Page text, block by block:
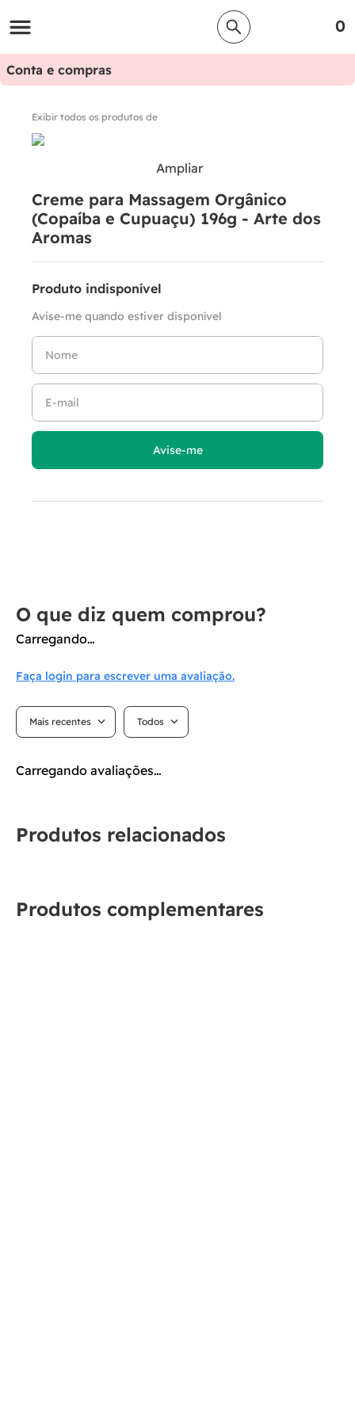
0
Conta e compras
Exibir todos os produtos de
Ampliar
Creme para Massagem Orgânico
(Copaíba e Cupuaçu) 196g - Arte dos
Aromas
Carregando…
Faça login para escrever uma avaliação.
Mais recentes Todos
Carregando avaliações…
Produtos relacionados
Produtos complementares